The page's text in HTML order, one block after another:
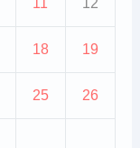
18 19
25 26